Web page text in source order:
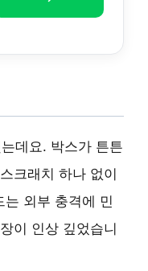
데요. 박스가 튼튼
크래치 하나 없이
외부 충격에 민
이 인상 깊었습니